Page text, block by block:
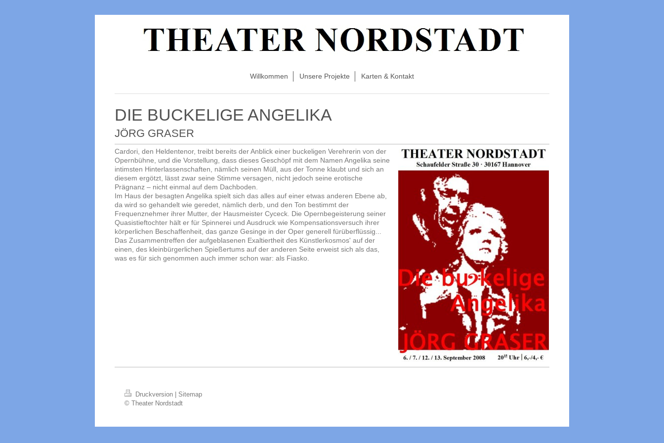
Willkommen Unsere Projekte Karten & Kontakt
DIE BUCKELIGE ANGELIKA
JÖRG GRASER
Cardori, den Heldentenor, treibt bereits der Anblick einer buckeligen Verehrerin von der
Opernbühne, und die Vorstellung, dass dieses Geschöpf mit dem Namen Angelika seine
intimsten Hinterlassenschaften, nämlich seinen Müll, aus der Tonne klaubt und sich an
diesem ergötzt, lässt zwar seine Stimme versagen, nicht jedoch seine erotische
Prägnanz – nicht einmal auf dem Dachboden.
Im Haus der besagten Angelika spielt sich das alles auf einer etwas anderen Ebene ab,
da wird so gehandelt wie geredet, nämlich derb, und den Ton bestimmt der
Frequenznehmer ihrer Mutter, der Hausmeister Cyceck. Die Opernbegeisterung seiner
Quasistieftochter hält er für Spinnerei und Ausdruck wie Kompensationsversuch ihrer
körperlichen Beschaffenheit, das ganze Gesinge in der Oper generell fürüberflüssig...
Das Zusammentreffen der aufgeblasenen Exaltiertheit des Künstlerkosmos' auf der
einen, des kleinbürgerlichen Spießertums auf der anderen Seite erweist sich als das,
was es für sich genommen auch immer schon war: als Fiasko.
Druckversion
Sitemap
© Theater Nordstadt